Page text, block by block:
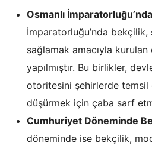
Osmanlı
İmparatorluğu’nda
sağlamak amacıyla
yapılmıştır. Bu birlikler,
otoritesini şehirlerde temsil
düşürmek için çaba sarf
Cumhuriyet Döneminde
döneminde ise bekçilik,